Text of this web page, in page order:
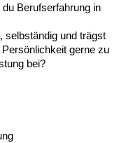
Berufserfahrung in
selbständig und trägst
gerne zu
bei?